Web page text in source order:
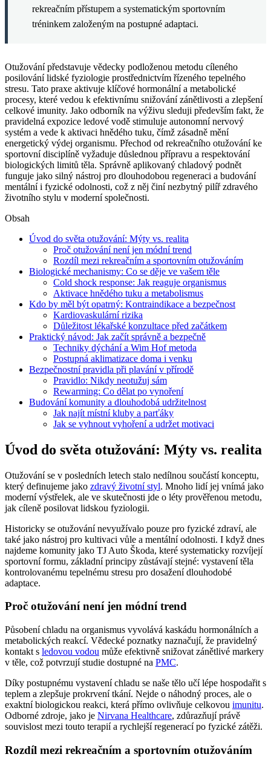
rekreačním přístupem a systematickým sportovním
tréninkem založeným na postupné adaptaci.
Otužování představuje vědecky podloženou metodu cíleného
posilování lidské fyziologie prostřednictvím řízeného tepelného
stresu. Tato praxe aktivuje klíčové hormonální a metabolické
procesy, které vedou k efektivnímu snižování zánětlivosti a zlepšení
celkové imunity. Jako odborník na výživu sleduji především fakt, že
pravidelná expozice ledové vodě stimuluje autonomní nervový
systém a vede k aktivaci hnědého tuku, čímž zásadně mění
energetický výdej organismu. Přechod od rekreačního otužování ke
sportovní disciplíně vyžaduje důslednou přípravu a respektování
biologických limitů těla. Správně aplikovaný chladový podnět
funguje jako silný nástroj pro dlouhodobou regeneraci a budování
mentální i fyzické odolnosti, což z něj činí nezbytný pilíř zdravého
životního stylu v moderní společnosti.
Obsah
Úvod do světa otužování: Mýty vs. realita
Proč otužování není jen módní trend
Rozdíl mezi rekreačním a sportovním otužováním
Biologické mechanismy: Co se děje ve vašem těle
Cold shock response: Jak reaguje organismus
Aktivace hnědého tuku a metabolismus
Kdo by měl být opatrný: Kontraindikace a bezpečnost
Kardiovaskulární rizika
Důležitost lékařské konzultace před začátkem
Praktický návod: Jak začít správně a bezpečně
Techniky dýchání a Wim Hof metoda
Postupná aklimatizace doma i venku
Bezpečnostní pravidla při plavání v přírodě
Pravidlo: Nikdy neotužuj sám
Rewarming: Co dělat po vynoření
Budování komunity a dlouhodobá udržitelnost
Jak najít místní kluby a parťáky
Jak se vyhnout vyhoření a udržet motivaci
Úvod do světa otužování: Mýty vs. realita
Otužování se v posledních letech stalo nedílnou součástí konceptu,
který definujeme jako zdravý životní styl. Mnoho lidí jej vnímá jako
moderní výstřelek, ale ve skutečnosti jde o léty prověřenou metodu,
jak cíleně posilovat lidskou fyziologii.
Historicky se otužování nevyužívalo pouze pro fyzické zdraví, ale
také jako nástroj pro kultivaci vůle a mentální odolnosti. I když dnes
najdeme komunity jako TJ Auto Škoda, které systematicky rozvíjejí
sportovní formu, základní principy zůstávají stejné: vystavení těla
kontrolovanému tepelnému stresu pro dosažení dlouhodobé
adaptace.
Proč otužování není jen módní trend
Působení chladu na organismus vyvolává kaskádu hormonálních a
metabolických reakcí. Vědecké poznatky naznačují, že pravidelný
kontakt s ledovou vodou může efektivně snižovat zánětlivé markery
v těle, což potvrzují studie dostupné na PMC.
Díky postupnému vystavení chladu se naše tělo učí lépe hospodařit s
teplem a zlepšuje prokrvení tkání. Nejde o náhodný proces, ale o
exaktní biologickou reakci, která přímo ovlivňuje celkovou imunitu.
Odborné zdroje, jako je Nirvana Healthcare, zdůrazňují právě
souvislost mezi touto terapií a rychlejší regenerací po fyzické zátěži.
Rozdíl mezi rekreačním a sportovním otužováním